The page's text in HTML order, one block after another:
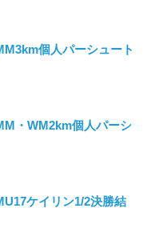
個人パーシュート
・WM2km個人パーシ
ケイリン1/2決勝結